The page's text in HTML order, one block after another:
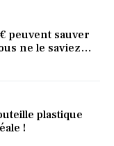
peuvent sauver
ne le saviez
plastique
!